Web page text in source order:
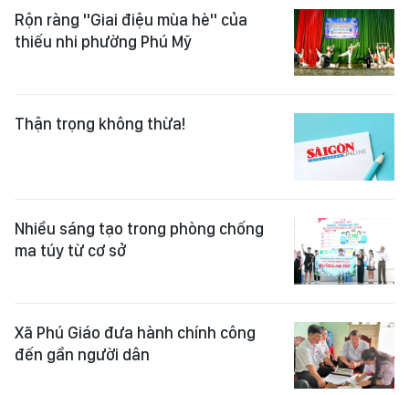
Rộn ràng "Giai điệu mùa hè" của
thiếu nhi phường Phú Mỹ
Thận trọng không thừa!
Nhiều sáng tạo trong phòng chống
ma túy từ cơ sở
Xã Phú Giáo đưa hành chính công
đến gần người dân